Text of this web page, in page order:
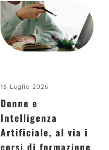
16 Luglio 2026
Donne e
Intelligenza
Artificiale, al via i
corsi di formazione